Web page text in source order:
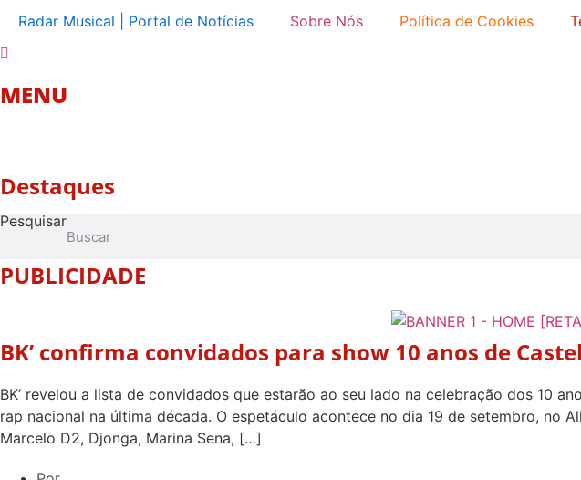
para
o
Radar Musical | Portal de Notícias Sobre Nós Política de Cookies
MENU
Destaques
Pesquisar
PUBLICIDADE
BK’ confirma convidados para show 10 anos de
BK’ revelou a lista de convidados que estarão ao seu lado na celebração dos 10
rap nacional na última década. O espetáculo acontece no dia 19 de setembro, no
Marcelo D2, Djonga, Marina Sena, […]